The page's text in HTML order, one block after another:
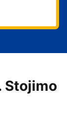
Stojimo